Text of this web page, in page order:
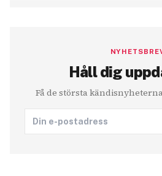
Håll dig
Få de största